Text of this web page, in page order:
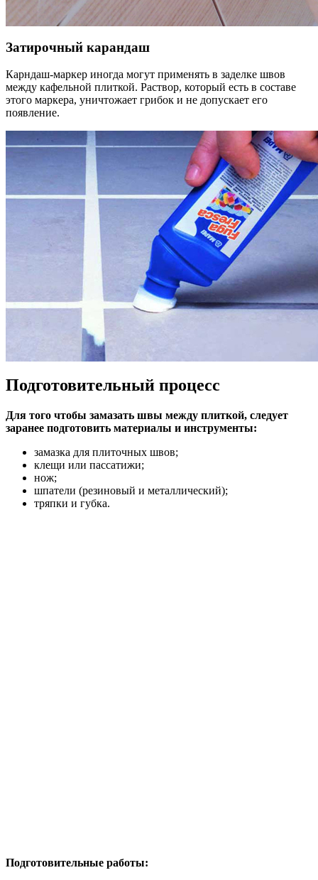
Затирочный карандаш
Карндаш-маркер иногда могут применять в заделке швов
между кафельной плиткой. Раствор, который есть в составе
этого маркера, уничтожает грибок и не допускает его
появление.
Подготовительный процесс
Для того чтобы замазать швы между плиткой, следует
заранее подготовить материалы и инструменты:
замазка для плиточных швов;
клещи или пассатижи;
нож;
шпатели (резиновый и металлический);
тряпки и губка.
Подготовительные работы: